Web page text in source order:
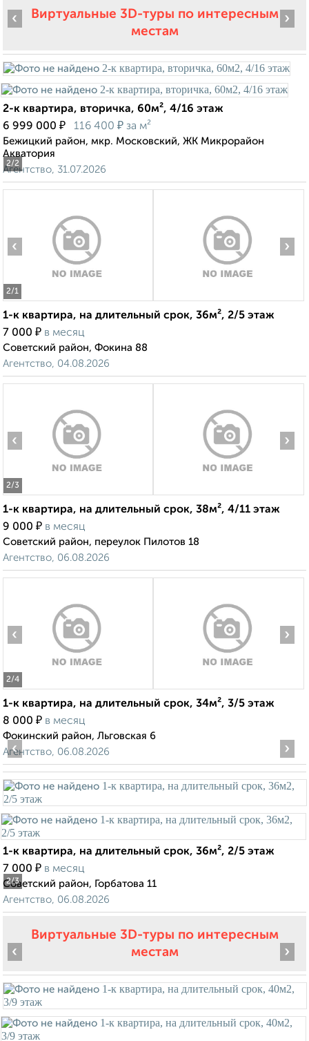
Виртуальные 3D-туры по интересным
местам
2/2
‹ ›
2-к квартира, вторичка, 60м², 4/16 этаж
6 999 000 ₽ 116 400 ₽ за м²
Бежицкий район, мкр. Московский, ЖК Микрорайон
Акватория
Агентство, 31.07.2026
2/1
‹ ›
1-к квартира, на длительный срок, 36м², 2/5 этаж
7 000 ₽ в месяц
Советский район, Фокина 88
Агентство, 04.08.2026
2/3
‹ ›
1-к квартира, на длительный срок, 38м², 4/11 этаж
9 000 ₽ в месяц
Советский район, переулок Пилотов 18
Агентство, 06.08.2026
2/4
‹ ›
1-к квартира, на длительный срок, 34м², 3/5 этаж
8 000 ₽ в месяц
Фокинский район, Льговская 6
Агентство, 06.08.2026
2/3
‹ ›
1-к квартира, на длительный срок, 36м², 2/5 этаж
7 000 ₽ в месяц
Советский район, Горбатова 11
Агентство, 06.08.2026
Виртуальные 3D-туры по интересным
местам
‹ ›